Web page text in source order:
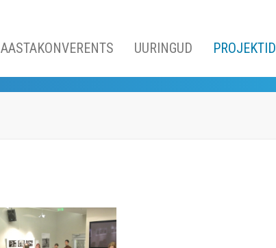
AASTAKONVERENTS UURINGUD PROJEKTID